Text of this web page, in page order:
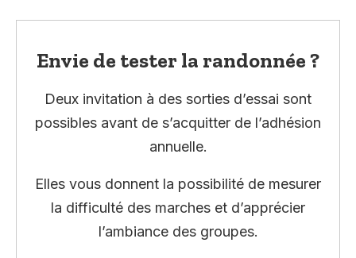
Envie de tester la randonnée ?
Deux invitation à des sorties d’essai sont
possibles avant de s’acquitter de l’adhésion
annuelle.
Elles vous donnent la possibilité de mesurer
la difficulté des marches et d’apprécier
l’ambiance des groupes.